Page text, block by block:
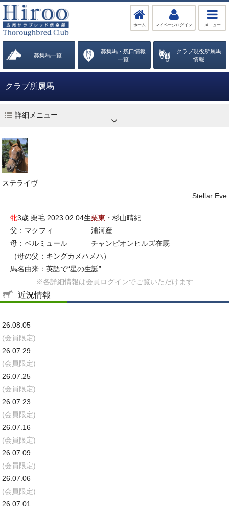
ホーム マイページログイン メニュー
募集馬一覧
募集馬・残口情報
一覧
クラブ現役所属馬
情報
クラブ所属馬
詳細メニュー
ステライヴ
Stellar Eve
牝3歳 栗毛 2023.02.04生栗東 ・杉山晴紀
父：マクフィ
浦河産
母：ベルミュール
チャンピオンヒルズ在厩
（母の父：キングカメハメハ）
馬名由来：英語で“星の生誕”
※各詳細情報は会員ログインでご覧いただけます
近況情報
26.08.05
(会員限定)
26.07.29
(会員限定)
26.07.25
(会員限定)
26.07.23
(会員限定)
26.07.16
(会員限定)
26.07.09
(会員限定)
26.07.06
(会員限定)
26.07.01